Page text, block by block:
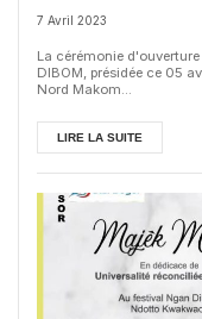
7 Avril 2023
La cérémonie
DIBOM, présidée ce 05
Nord Makom...
LIRE LA SUITE